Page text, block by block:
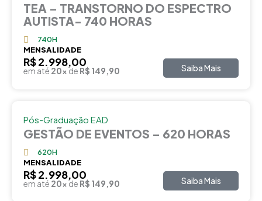
TEA – TRANSTORNO DO ESPECTRO
AUTISTA- 740 HORAS
740H
MENSALIDADE
R$ 2.998,00
em até 20xde R$ 149,90 Saiba Mais
Pós-Graduação EAD
GESTÃO DE EVENTOS – 620 HORAS
620H
MENSALIDADE
R$ 2.998,00
em até 20xde R$ 149,90 Saiba Mais